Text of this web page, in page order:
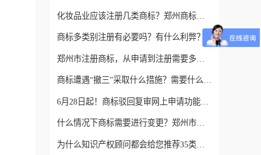
化妆品业应该注册几类商标？郑州商标注册有什么要求？
商标多类别注册有必要吗？有什么利弊？
郑州市注册商标，从申请到注册需要多长时间？
商标遭遇“撤三”采取什么措施？需要什么证据？
6月28日起！商标驳回复审网上申请功能正式上线
什么情况下商标需要进行变更？郑州市怎么申请商标变更？
为什么知识产权顾问都会给您推荐35类商标